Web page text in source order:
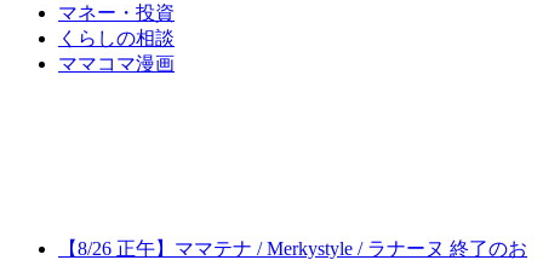
マネー・投資
くらしの相談
ママコマ漫画
【8/26 正午】ママテナ / Merkystyle / ラナーヌ 終了のお